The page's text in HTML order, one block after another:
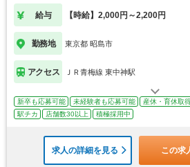
給与 【時給】2,000円～2,200円
勤務地 東京都 昭島市
アクセス ＪＲ青梅線 東中神駅
新卒も応募可能 未経験者も応募可能 産休・育休取
駅チカ
店舗数30以上 積極採用中
求人の詳細を見る この求